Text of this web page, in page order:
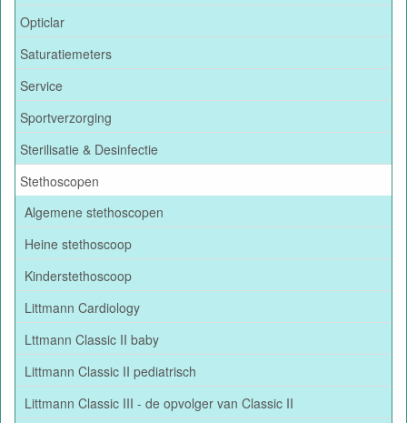
Opticlar
Saturatiemeters
Service
Sportverzorging
Sterilisatie & Desinfectie
Stethoscopen
Algemene stethoscopen
Heine stethoscoop
Kinderstethoscoop
Littmann Cardiology
Lttmann Classic II baby
Littmann Classic II pediatrisch
Littmann Classic III - de opvolger van Classic II